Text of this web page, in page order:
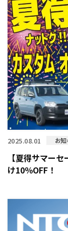
2025.08.01 お
【夏得サマー
け10％OFF！